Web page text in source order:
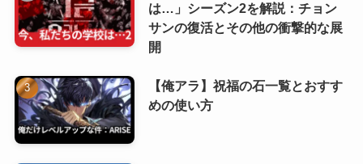
は…」シーズン2を解説：チョン
サンの復活とその他の衝撃的な展
開
【俺アラ】祝福の石一覧とおすす
めの使い方